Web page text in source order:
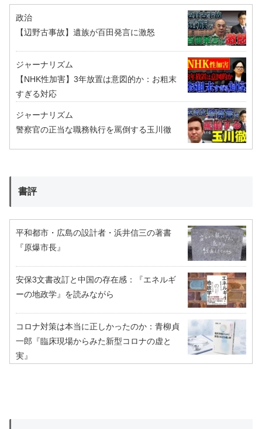
政治
【辺野古事故】遺族が百田発言に激怒
ジャーナリズム
【NHK性加害】3年放置は意図的か：お粗末
すぎる対応
ジャーナリズム
警察官の正当な職務執行を罵倒する玉川徹
書評
平和都市・広島の設計者・浜井信三の著書
『原爆市長』
安保3文書改訂と中国の存在感：『エネルギ
ーの地政学』を読みながら
コロナ対策は本当に正しかったのか：青柳貞
一郎『臨床現場からみた新型コロナの虚と
実』